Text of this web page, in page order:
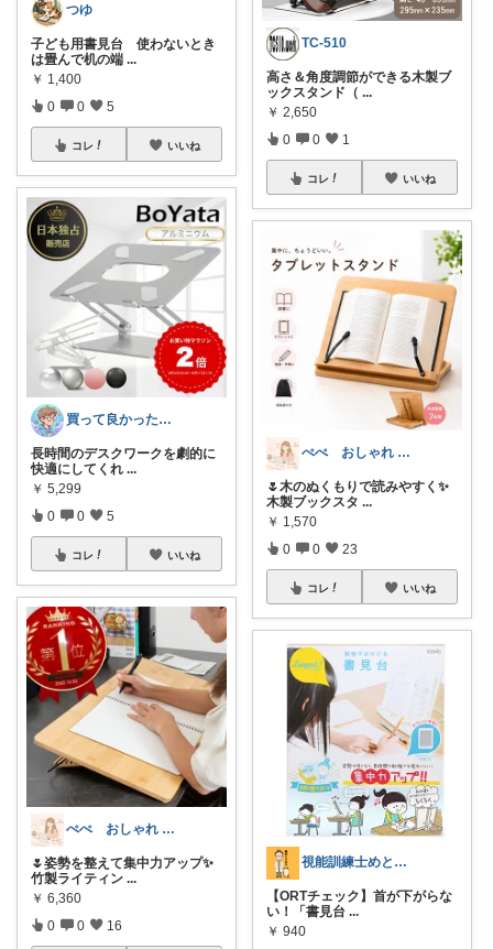
つゆ
子ども用書見台 使わないとき
は畳んで机の端 ...
￥ 1,400
0 0 5
コレ いいね
買って良かった研究室
長時間のデスクワークを劇的に
快適にしてくれ ...
￥ 5,299
0 0 5
コレ いいね
ぺぺ おしゃれ × 機能的なデスク環境
🌷姿勢を整えて集中力アップ✨
竹製ライティン ...
￥ 6,360
0 0 16
TC-510
高さ＆角度調節ができる木製ブ
ックスタンド（ ...
￥ 2,650
0 0 1
コレ いいね
ぺぺ おしゃれ × 機能的なデスク環境
🌷木のぬくもりで読みやすく✨
木製ブックスタ ...
￥ 1,570
0 0 23
コレ いいね
視能訓練士めとり🌸目を守るグッズ超厳選
【ORTチェック】首が下がらな
い！「書見台 ...
￥ 940